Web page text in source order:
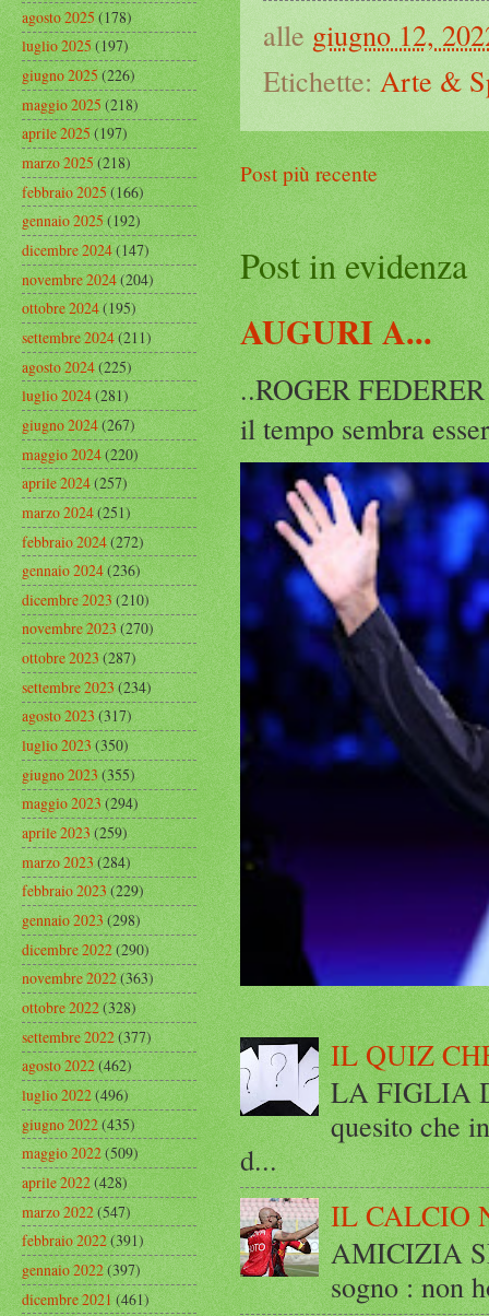
alle giugno 12,
Etichette: Arte &
Post più recente
Post in evidenza
AUGURI A...
..ROGER
il tempo sembra
IL QUIZ
LA FIGLIA
quesito che
d...
IL CALCIO
AMICIZIA
sogno : non
agosto 2025(178)
luglio 2025(197)
giugno 2025(226)
maggio 2025(218)
aprile 2025(197)
marzo 2025(218)
febbraio 2025(166)
gennaio 2025(192)
dicembre 2024(147)
novembre 2024(204)
ottobre 2024(195)
settembre 2024(211)
agosto 2024(225)
luglio 2024(281)
giugno 2024(267)
maggio 2024(220)
aprile 2024(257)
marzo 2024(251)
febbraio 2024(272)
gennaio 2024(236)
dicembre 2023(210)
novembre 2023(270)
ottobre 2023(287)
settembre 2023(234)
agosto 2023(317)
luglio 2023(350)
giugno 2023(355)
maggio 2023(294)
aprile 2023(259)
marzo 2023(284)
febbraio 2023(229)
gennaio 2023(298)
dicembre 2022(290)
novembre 2022(363)
ottobre 2022(328)
settembre 2022(377)
agosto 2022(462)
luglio 2022(496)
giugno 2022(435)
maggio 2022(509)
aprile 2022(428)
marzo 2022(547)
febbraio 2022(391)
gennaio 2022(397)
dicembre 2021(461)